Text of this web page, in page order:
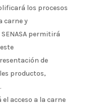
los procesos
carne y
permitirá
de
productos,
acceso a la carne